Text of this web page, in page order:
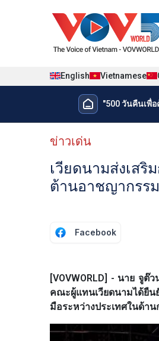
English Vietnamese
Menu trang chủ
"500 วันคืนเพื่
Menu phụ tiếng
ข่าวเด่น
เวียดนามส่งเส
ต้านอาชญากรร
Facebook
[VOVWORLD] - นาย จู
คณะผู้แทนเวียดนามได้ยื
มือระหว่างประเทศในด้า